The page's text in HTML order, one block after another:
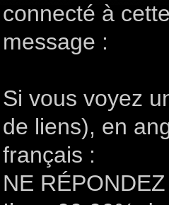
connecté à
message :
Si vous voyez
de liens), en
français :
NE